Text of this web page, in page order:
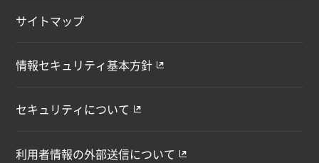
サイトマップ
情報セキュリティ基本方針
セキュリティについて
利用者情報の外部送信について